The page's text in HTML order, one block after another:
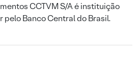
CCTVM S/A é instituição
pelo Banco Central do Brasil.